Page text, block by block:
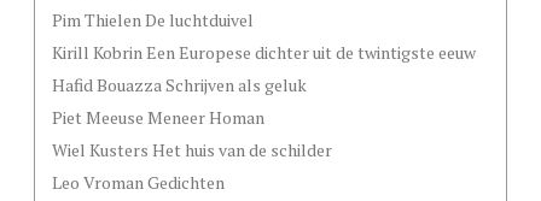
Pim Thielen De luchtduivel
Kirill Kobrin Een Europese dichter uit de twintigste eeuw
Hafid Bouazza Schrijven als geluk
Piet Meeuse Meneer Homan
Wiel Kusters Het huis van de schilder
Leo Vroman Gedichten